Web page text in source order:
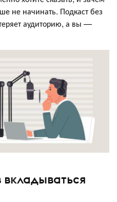
не начинать. Подкаст без
аудиторию, а вы —
вкладываться